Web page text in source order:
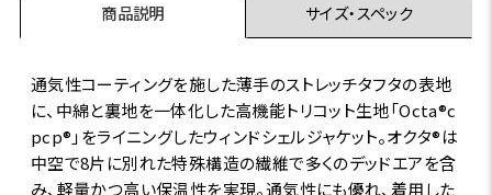
商品説明 サイズ・スペック
通気性コーティングを施した薄手のストレッチタフタの表地
に、中綿と裏地を一体化した高機能トリコット生地「Octa®c
pcp®」をライニングしたウィンドシェルジャケット。オクタ®は
中空で8片に別れた特殊構造の繊維で多くのデッドエアを含
み、軽量かつ高い保温性を実現。通気性にも優れ、着用した